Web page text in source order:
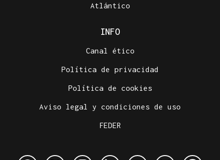
Atlántico
INFO
Canal ético
Política de privacidad
Política de cookies
Aviso legal y condiciones de uso
FEDER